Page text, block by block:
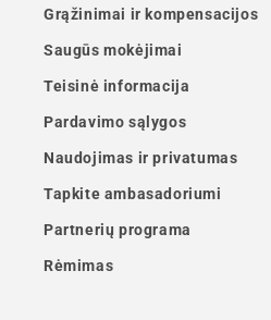
Grąžinimai ir kompensacijos
Saugūs mokėjimai
Teisinė informacija
Pardavimo sąlygos
Naudojimas ir privatumas
Tapkite ambasadoriumi
Partnerių programa
Rėmimas